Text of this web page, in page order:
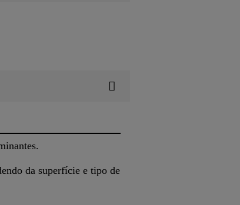
da superfície e tipo de